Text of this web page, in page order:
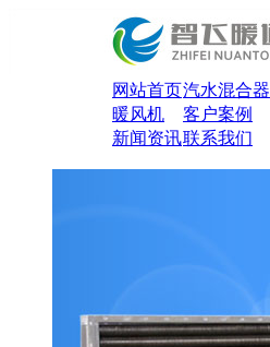
网站首页汽水混合器
暖风机
客户案例
新闻资讯联系我们